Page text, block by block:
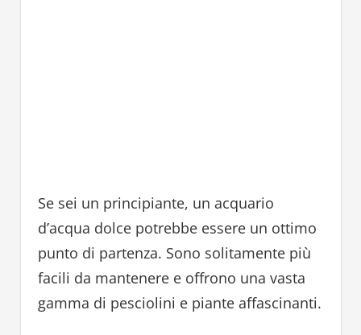
Se sei un principiante, un acquario
d’acqua dolce potrebbe essere un ottimo
punto di partenza. Sono solitamente più
facili da mantenere e offrono una vasta
gamma di pesciolini e piante affascinanti.